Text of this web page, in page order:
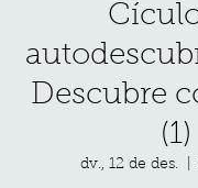
Descubre
(1)
dv., 12 de des.